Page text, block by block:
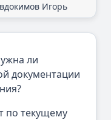
Игорь
ли
документации
по текущему